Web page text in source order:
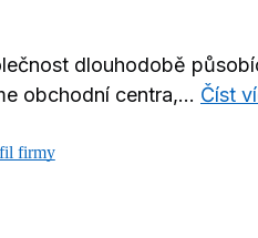
dlouhodobě
obchodní centra,... Číst
firmy